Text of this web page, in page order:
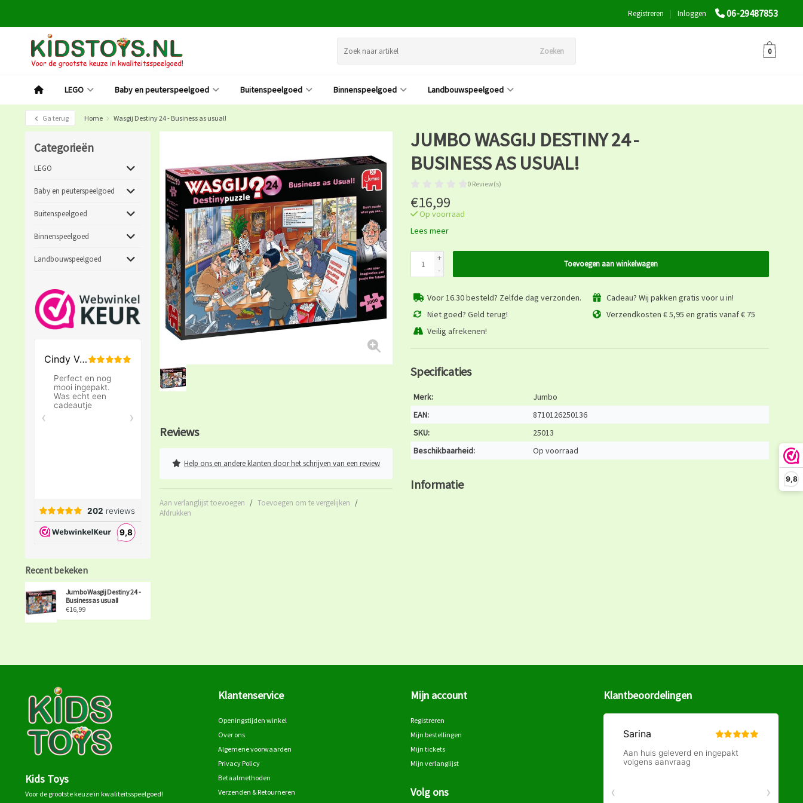
9,8
06-29487853
Inloggen
|
Registreren
Zoeken 0
LEGO Baby en peuterspeelgoed Buitenspeelgoed Binnenspeelgoed Landbouwspeelgoed
Ga terug Home Wasgij Destiny 24 - Business as usual!
Categorieën
LEGO
Baby en peuterspeelgoed
Buitenspeelgoed
Binnenspeelgoed
Landbouwspeelgoed
Recent bekeken
Jumbo Wasgij Destiny 24 -
Business as usual!
€16,99
Reviews
Help ons en andere klanten door het schrijven van een review
Aan verlanglijst toevoegen / Toevoegen om te vergelijken /
Afdrukken
JUMBO WASGIJ DESTINY 24 -
BUSINESS AS USUAL!
0 Review(s)
€16,99
Op voorraad
Lees meer
+
-
Toevoegen aan winkelwagen
Voor 16.30 besteld? Zelfde dag verzonden.
Cadeau? Wij pakken gratis voor u in!
Niet goed? Geld terug!
Verzendkosten € 5,95 en gratis vanaf € 75
Veilig afrekenen!
Specificaties
Merk:
Jumbo
EAN:
8710126250136
SKU:
25013
Beschikbaarheid:
Op voorraad
Informatie
Kids Toys
Voor de grootste keuze in kwaliteitsspeelgoed!
Klantenservice
Openingstijden winkel
Over ons
Algemene voorwaarden
Privacy Policy
Betaalmethoden
Verzenden & Retourneren
Mijn account
Registreren
Mijn bestellingen
Mijn tickets
Mijn verlanglijst
Volg ons
Klantbeoordelingen